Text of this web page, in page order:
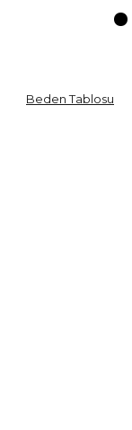
Beden Tablosu